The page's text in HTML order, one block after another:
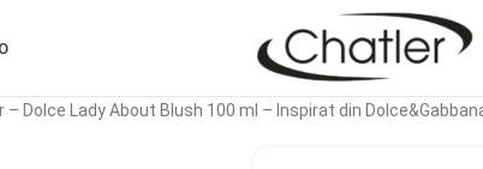
Dolce Lady About Blush 100 ml – Inspirat din